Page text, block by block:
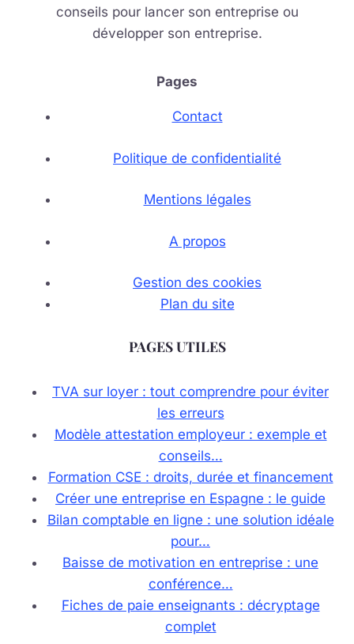
conseils pour lancer son entreprise ou
développer son entreprise.
Pages
Contact
Politique de confidentialité
Mentions légales
A propos
Gestion des cookies
Plan du site
PAGES UTILES
TVA sur loyer : tout comprendre pour éviter
les erreurs
Modèle attestation employeur : exemple et
conseils…
Formation CSE : droits, durée et financement
Créer une entreprise en Espagne : le guide
Bilan comptable en ligne : une solution idéale
pour…
Baisse de motivation en entreprise : une
conférence…
Fiches de paie enseignants : décryptage
complet